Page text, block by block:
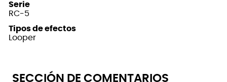
Serie
RC-5
Tipos de efectos
Looper